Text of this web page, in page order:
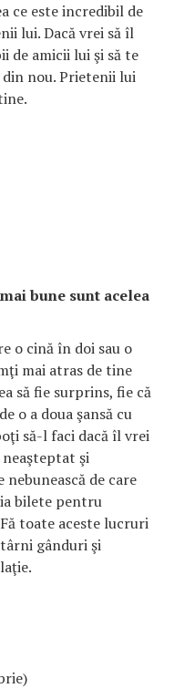
ce este incredibil de
lui. Dacă vrei să îl
de amicii lui şi să te
din nou. Prietenii lui
bune sunt acelea
o cină în doi sau o
mai atras de tine
să fie surprins, fie că
o a doua şansă cu
să-l faci dacă îl vrei
şi
de care
bilete pentru
toate aceste lucruri
gânduri şi